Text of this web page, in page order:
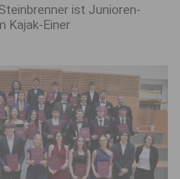
ist Junioren-
Kajak-Einer